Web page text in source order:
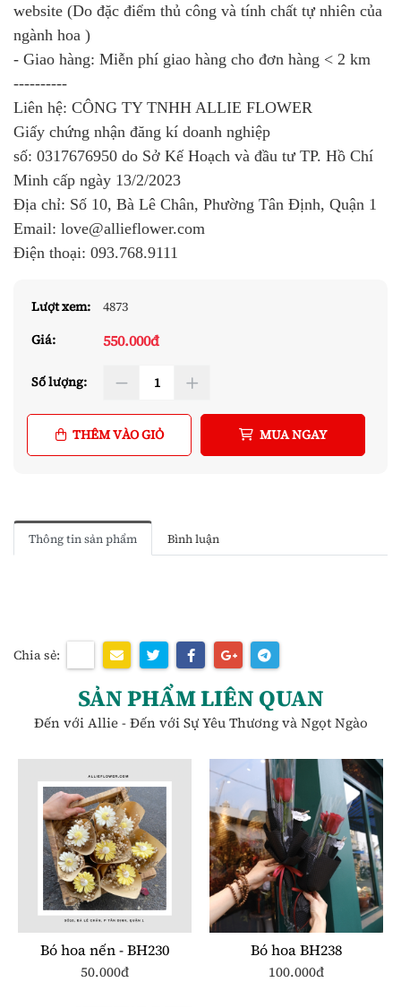
website (Do đặc điểm thủ công và tính chất tự nhiên của
ngành hoa )
- Giao hàng: Miễn phí giao hàng cho đơn hàng < 2 km
----------
Liên hệ: CÔNG TY TNHH ALLIE FLOWER
Giấy chứng nhận đăng kí doanh nghiệp
số: 0317676950 do Sở Kế Hoạch và đầu tư TP. Hồ Chí
Minh cấp ngày 13/2/2023
Địa chỉ: Số 10, Bà Lê Chân, Phường Tân Định, Quận 1
Email: love@allieflower.com
Điện thoại: 093.768.9111
Lượt xem:
4873
Giá:
550.000đ
Số lượng:
THÊM VÀO GIỎ MUA NGAY
Thông tin sản phẩm Bình luận
Chia sẻ:
SẢN PHẨM LIÊN QUAN
Đến với Allie - Đến với Sự Yêu Thương và Ngọt Ngào
Bó hoa nến - BH230
50.000đ
Bó hoa BH238
100.000đ